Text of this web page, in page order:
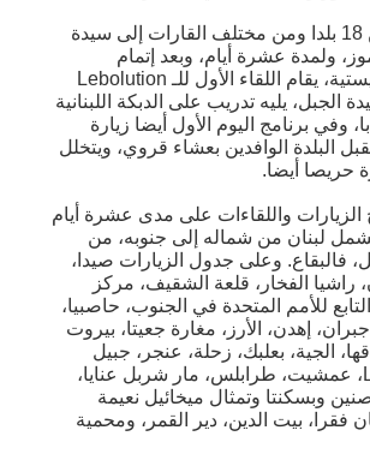
تصل الوفود من 18 بلدا ومن مختلف القارات إلى سيدة
في 21 تموز، ولمدة عشرة أيام، وبعد إتمام
الترتيبات اللوجيستية، يقام اللقاء الأول للـ Lebolution
الجبل، يليه تدريب على الدبكة اللبنانية
وفي برنامج اليوم الأول أيضا زيارة
البلدة الوافدين بعشاء قروي، ويتخلل
حريصا أيضا.
واللقاءات على مدى عشرة أيام
لبنان من شماله إلى جنوبه، من
فالبقاع. وعلى جدول الزيارات صيدا،
الفخار، قلعة الشقيف، مركز
للأمم المتحدة في الجنوب، حاصبيا،
إهدن، الأرز، مغارة جعيتا، بيروت
الجية، بعلبك، زحلة، عنجر، جبيل
وجامعة الـ LAU، عمشيت، طرابلس، مار شربل عنايا،
وبسكنتا وتمثال ميخائيل نعيمة
فقرا، بيت الدين، دير القمر، ومحمية